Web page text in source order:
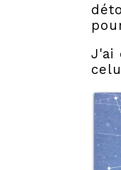
J'ai